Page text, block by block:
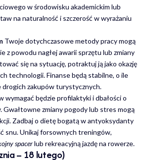
w środowisku akademickim lub
na naturalność i szczerość w wyrażaniu
Twoje dotychczasowe metody pracy mogą
z powodu nagłej awarii sprzętu lub zmiany
się na sytuację, potraktuj ją jako okazję
technologii. Finanse będą stabilne, o ile
drogich zakupów turystycznych.
wymagać będzie profilaktyki i dbałości o
Gwałtowne zmiany pogody lub stres mogą
Zadbaj o dietę bogatą w antyoksydanty
snu. Unikaj forsownych treningów,
spacerlub rekreacyjną jazdę na rowerze.
– 18 lutego)